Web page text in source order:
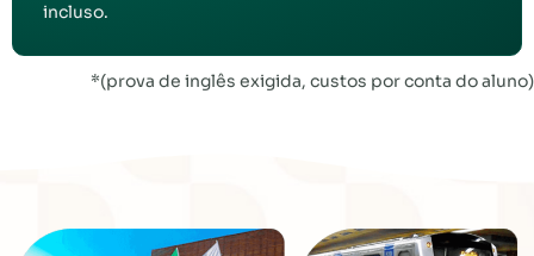
incluso.
*(prova de inglês exigida, custos por conta do aluno)